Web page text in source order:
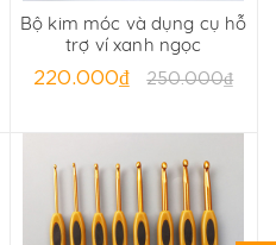
Bộ kim móc và dụng cụ hỗ
trợ ví xanh ngọc
220.000₫ 250.000₫